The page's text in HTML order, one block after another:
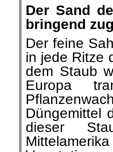
bringend
Der feine
in jede Ritze
dem Staub
Europa
Düngemittel
dieser
Vegetation